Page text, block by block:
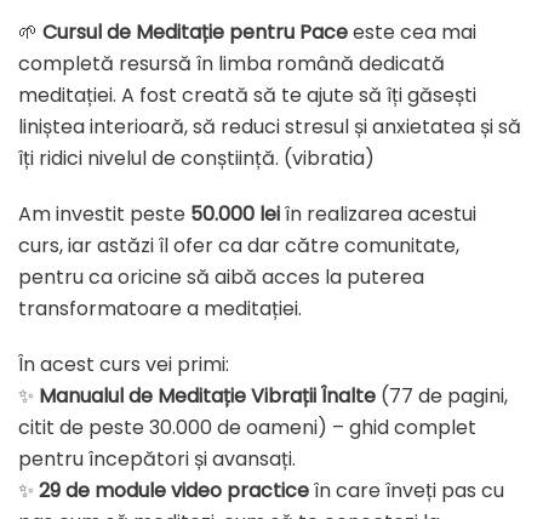
🌱 Cursul de Meditație pentru Paceeste cea mai
completă resursă în limba română dedicată
meditației. A fost creată să te ajute să îți găsești
liniștea interioară, să reduci stresul și anxietatea și să
îți ridici nivelul de conștiință. (vibratia)
Am investit peste 50.000 leiîn realizarea acestui
curs, iar astăzi îl ofer ca dar către comunitate,
pentru ca oricine să aibă acces la puterea
transformatoare a meditației.
În acest curs vei primi:
✨ Manualul de Meditație Vibrații Înalte (77 de pagini,
citit de peste 30.000 de oameni) – ghid complet
pentru începători și avansați.
✨ 29 de module video practiceîn care înveți pas cu